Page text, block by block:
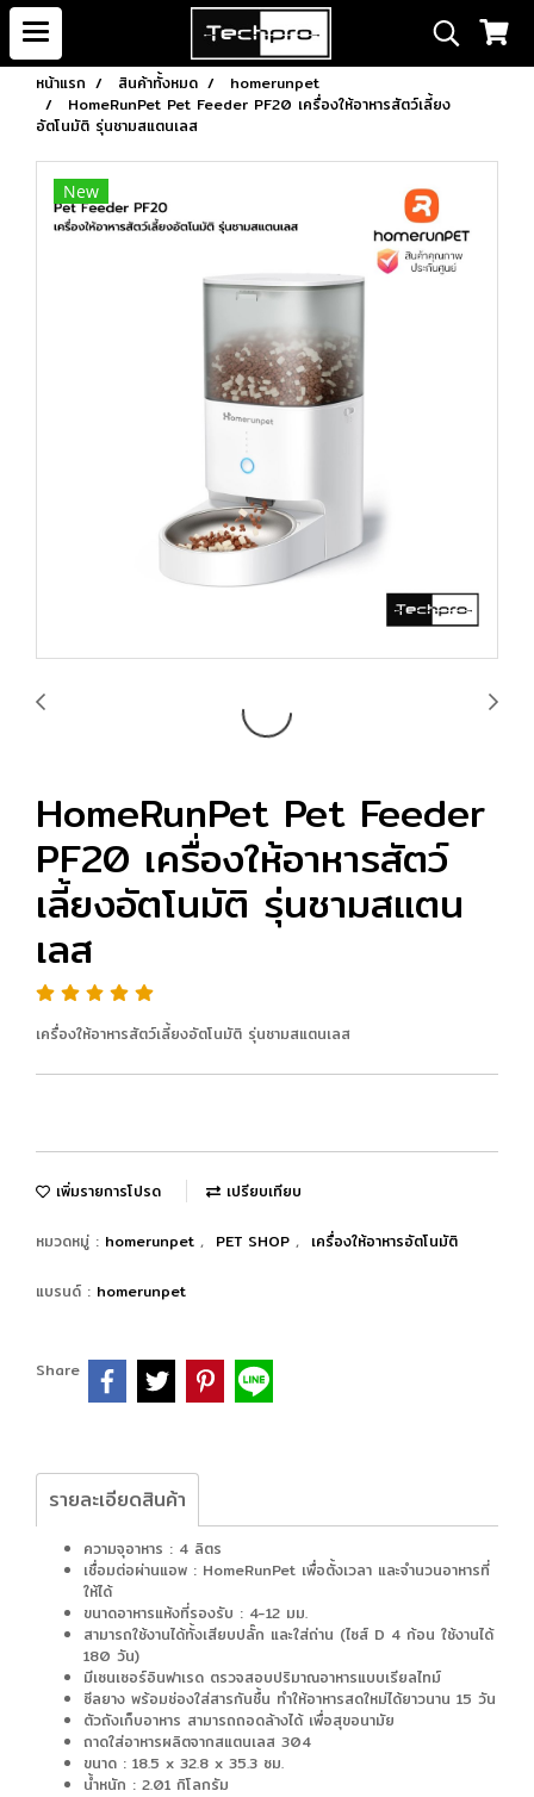
หน้าแรก สินค้าทั้งหมด
homerunpet
HomeRunPet Pet Feeder PF20 เครื่องให้อาหารสัตว์เลี้ยง
อัตโนมัติ รุ่นชามสแตนเลส
New
HomeRunPet Pet Feeder
PF20 เครื่องให้อาหารสัตว์
เลี้ยงอัตโนมัติ รุ่นชามสแตน
เลส
เครื่องให้อาหารสัตว์เลี้ยงอัตโนมัติ รุ่นชามสแตนเลส
เพิ่มรายการโปรด เปรียบเทียบ
หมวดหมู่ : homerunpet , PET SHOP , เครื่องให้อาหารอัตโนมัติ
แบรนด์ : homerunpet
Share
รายละเอียดสินค้า
ความจุอาหาร : 4 ลิตร
เชื่อมต่อผ่านแอพ : HomeRunPet เพื่อตั้งเวลา และจำนวนอาหารที่
ให้ได้
ขนาดอาหารแห้งที่รองรับ : 4-12 มม.
สามารถใช้งานได้ทั้งเสียบปลั๊ก และใส่ถ่าน (ไซส์ D 4 ก้อน ใช้งานได้
180 วัน)
มีเซนเซอร์อินฟาเรด ตรวจสอบปริมาณอาหารแบบเรียลไทม์
ซีลยาง พร้อมช่องใส่สารกันชื้น ทำให้อาหารสดใหม่ได้ยาวนาน 15 วัน
ตัวถังเก็บอาหาร สามารถถอดล้างได้ เพื่อสุขอนามัย
ถาดใส่อาหารผลิตจากสแตนเลส 304
ขนาด : 18.5 x 32.8 x 35.3 ซม.
น้ำหนัก : 2.01 กิโลกรัม